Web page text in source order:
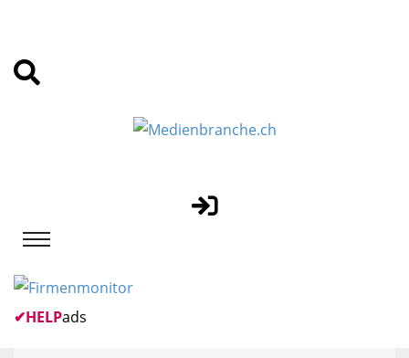
✔HELPads